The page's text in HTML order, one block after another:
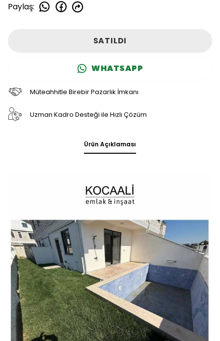
Paylaş:
SATILDI
WHATSAPP
Müteahhitle Birebir Pazarlık İmkanı
Uzman Kadro Desteği ile Hızlı Çözüm
Ürün Açıklaması